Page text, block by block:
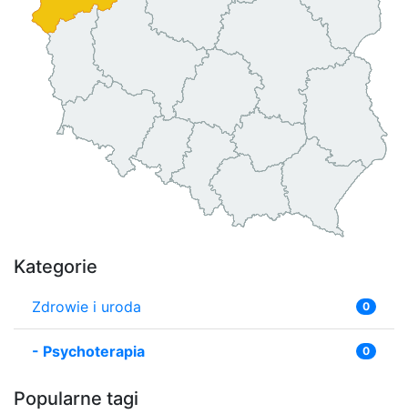
Kategorie
Zdrowie i uroda 0
- Psychoterapia 0
Popularne tagi